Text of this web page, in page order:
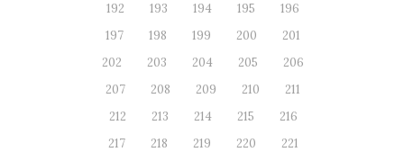
192
193 194 195
196
197
198 199 200
201
202
203 204 205
206
207
208 209 210
211
212
213 214 215
216
217
218 219 220
221